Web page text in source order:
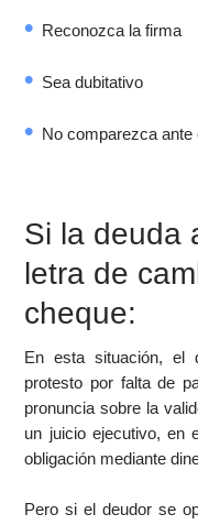
Reconozca la firma
Sea dubitativo
No comparezca ante
Si la deuda
letra de
cheque:
En esta situación, el
protesto por falta de
pronuncia sobre la
un juicio ejecutivo, en
obligación mediante
Pero si el deudor se